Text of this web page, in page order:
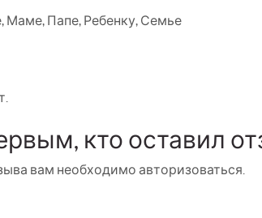
,Маме,Папе,Ребенку,Семье
кто оставил
вам необходимо авторизоваться.